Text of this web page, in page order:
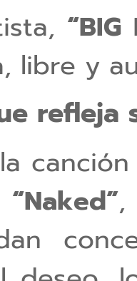
“BIG
libre y
refleja
“Naked”